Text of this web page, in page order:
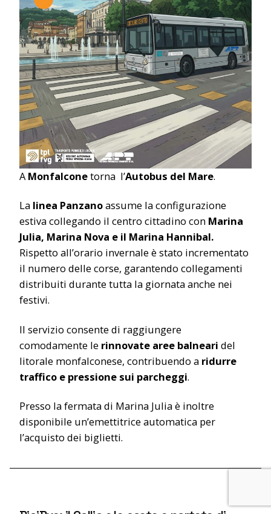
AMonfalconetorna l’Autobus del Mare.
La linea Panzanoassume la configurazione
estiva collegando il centro cittadino con Marina
Julia, Marina Nova e il Marina Hannibal.
Rispetto all’orario invernale è stato incrementato
il numero delle corse, garantendo collegamenti
distribuiti durante tutta la giornata anche nei
festivi.
Il servizio consente di raggiungere
comodamente le rinnovate aree balneari del
litorale monfalconese, contribuendo a ridurre
traffico e pressione sui parcheggi.
Presso la fermata di Marina Julia è inoltre
disponibile un’emettitrice automatica per
l’acquisto dei biglietti.